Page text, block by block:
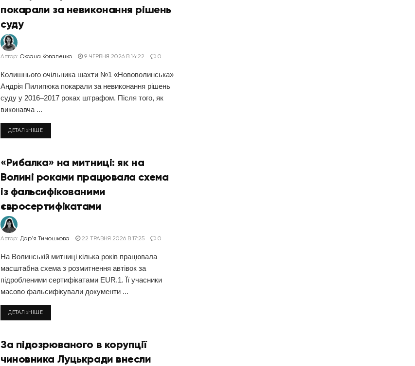
покарали за невиконання рішень
суду
Автор: Оксана Коваленко 9 ЧЕРВНЯ 2026 В 14:22 0
Колишнього очільника шахти №1 «Нововолинська»
Андрія Пилипюка покарали за невиконання рішень
суду у 2016–2017 роках штрафом. Після того, як
виконавча ...
ДЕТАЛЬНІШЕ
«Рибалка» на митниці: як на
Волині роками працювала схема
із фальсифікованими
євросертифікатами
Автор: Дар'я Тимошкова 22 ТРАВНЯ 2026 В 17:25 0
На Волинській митниці кілька років працювала
масштабна схема з розмитнення автівок за
підробленими сертифікатами EUR.1. Її учасники
масово фальсифікували документи ...
ДЕТАЛЬНІШЕ
За підозрюваного в корупції
чиновника Луцькради внесли